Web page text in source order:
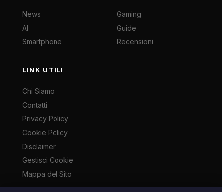
News
AI
Smartphone
Gaming
Guide
Recensioni
LINK UTILI
Chi Siamo
Contatti
Privacy Policy
Cookie Policy
Disclaimer
Gestisci Cookie
Mappa del Sito